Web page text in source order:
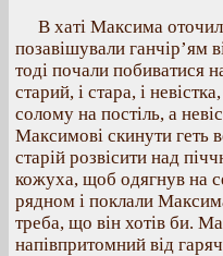
В хаті Максима
позавішували ганчір’ям
тоді почали побиватися
старий, і стара, і
солому на постіль, а
Максимові скинути геть
старій розвісити над
кожуха, щоб одягнув на
рядном і поклали
треба, що він хотів би.
напівпритомний від